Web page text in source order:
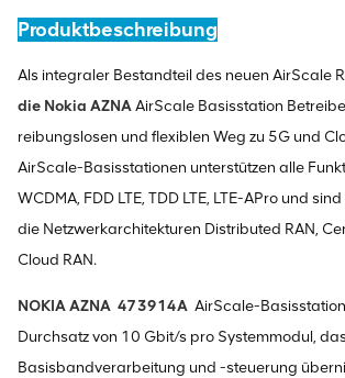
Produktbeschreibung
Als integraler Bestandteil des neuen AirScale
die Nokia AZNAAirScale Basisstation
reibungslosen und flexiblen Weg zu 5G und
AirScale-Basisstationen unterstützen alle
WCDMA, FDD LTE, TDD LTE, LTE-APro und
die Netzwerkarchitekturen Distributed RAN,
Cloud RAN.
NOKIA AZNA 473914A AirScale-
Durchsatz von 10 Gbit/s pro Systemmodul,
Basisbandverarbeitung und -steuerung